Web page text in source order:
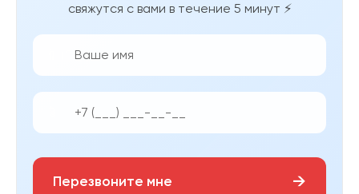
свяжутся с вами в течение 5 минут ⚡
Перезвоните мне →